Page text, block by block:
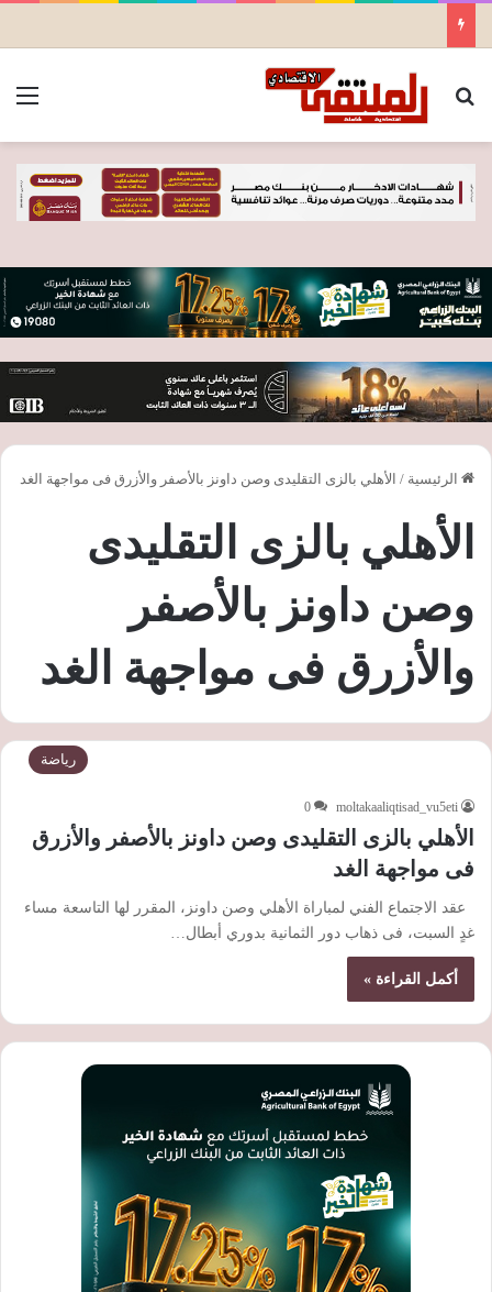
بحث عن
الرئيسية / الأهلي بالزى التقليدى وصن داونز بالأصفر والأزرق فى مواجهة الغد
الأهلي بالزى التقليدى
وصن داونز بالأصفر
والأزرق فى مواجهة الغد
رياضة
moltakaaliqtisad_vu5eti
0
الأهلي بالزى التقليدى وصن داونز بالأصفر والأزرق
فى مواجهة الغد
عقد الاجتماع الفني لمباراة الأهلي وصن داونز، المقرر لها التاسعة مساء
غدٍ السبت، فى ذهاب دور ‏الثمانية بدوري أبطال…
أكمل القراءة »